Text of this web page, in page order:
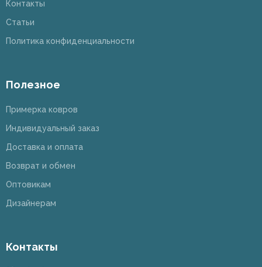
Контакты
Статьи
Политика конфиденциальности
Полезное
Примерка ковров
Индивидуальный заказ
Доставка и оплата
Возврат и обмен
Оптовикам
Дизайнерам
Контакты